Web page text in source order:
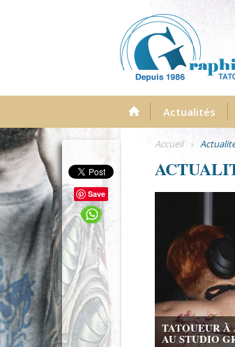
Menu Actualités
Save
Accueil ›
TATOUEUR
AU STUDIO